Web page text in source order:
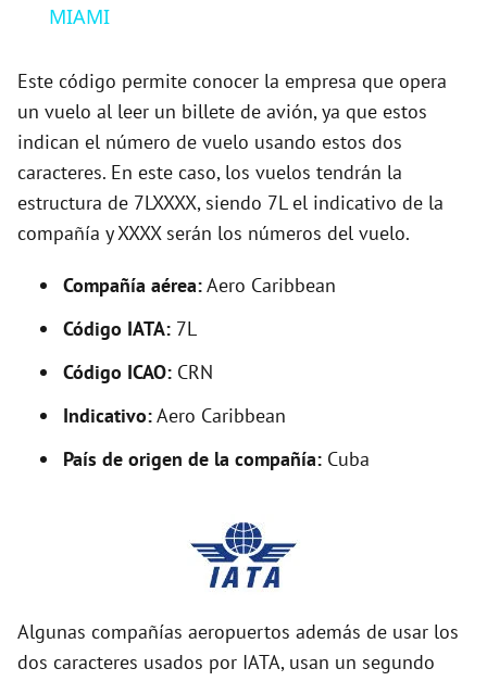
y
V
i
d
o
MIAMI
Este código permite conocer la empresa que opera
un vuelo al leer un billete de avión, ya que estos
indican el número de vuelo usando estos dos
caracteres. En este caso, los vuelos tendrán la
estructura de 7LXXXX, siendo 7L el indicativo de la
compañía y XXXX serán los números del vuelo.
Compañía aérea:Aero Caribbean
Código IATA: 7L
Código ICAO: CRN
Indicativo:Aero Caribbean
País de origen de la compañía: Cuba
Algunas compañías aeropuertos además de usar los
dos caracteres usados por IATA, usan un segundo